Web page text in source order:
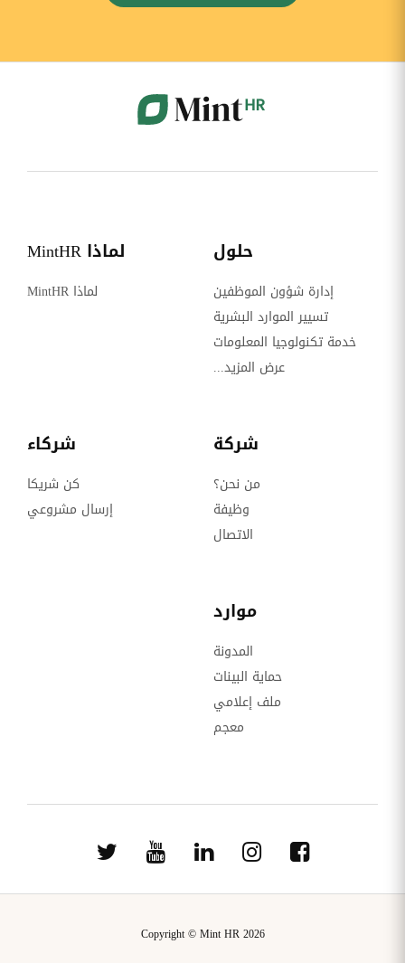
حلول
إدارة شؤون الموظفين
تسيير الموارد البشرية
خدمة تكنولوجيا المعلومات
عرض المزيد...
لماذا MintHR
لماذا MintHR
شركة
من نحن؟
وظيفة
الاتصال
شركاء
كن شريكا
إرسال مشروعي
موارد
المدونة
حماية البينات
ملف إعلامي
معجم
Copyright © Mint HR 2026